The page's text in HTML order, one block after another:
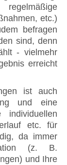
regelmäßige
etc.)
befragen
sind, denn
- vielmehr
erreicht
ist auch
und eine
etc. für
da immer
(z. B.
und Ihre